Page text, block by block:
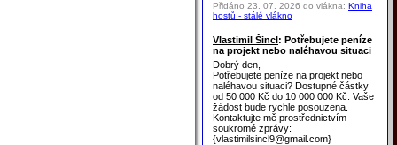
Přidáno 23. 07. 2026 do vlákna: Kniha
hostů - stálé vlákno
Vlastimil Šincl: Potřebujete peníze
na projekt nebo naléhavou situaci
Dobrý den,
Potřebujete peníze na projekt nebo
naléhavou situaci? Dostupné částky
od 50 000 Kč do 10 000 000 Kč. Vaše
žádost bude rychle posouzena.
Kontaktujte mě prostřednictvím
soukromé zprávy:
{vlastimilsincl9@gmail.com}